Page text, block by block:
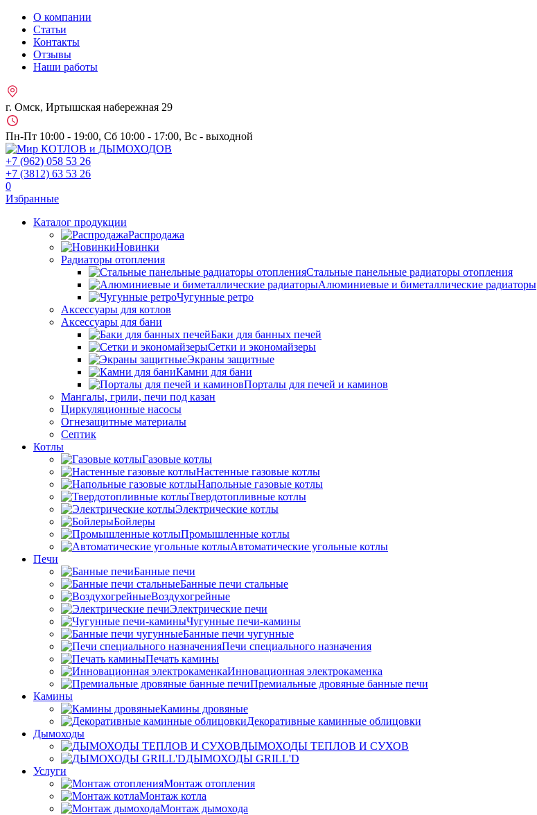
О компании
Статьи
Контакты
Отзывы
Наши работы
г. Омск, Иртышская набережная 29
Пн-Пт 10:00 - 19:00, Сб 10:00 - 17:00, Вс - выходной
+7 (962) 058 53 26
+7 (3812) 63 53 26
0
Избранные
Каталог продукции
Распродажа
Новинки
Радиаторы отопления
Стальные панельные радиаторы отопления
Алюминиевые и биметаллические радиаторы
Чугунные ретро
Аксессуары для котлов
Аксессуары для бани
Баки для банных печей
Сетки и экономайзеры
Экраны защитные
Камни для бани
Порталы для печей и каминов
Мангалы, грили, печи под казан
Циркуляционные насосы
Огнезащитные материалы
Септик
Котлы
Газовые котлы
Настенные газовые котлы
Напольные газовые котлы
Твердотопливные котлы
Электрические котлы
Бойлеры
Промышленные котлы
Автоматические угольные котлы
Печи
Банные печи
Банные печи стальные
Воздухогрейные
Электрические печи
Чугунные печи-камины
Банные печи чугунные
Печи специального назначения
Печать камины
Инновационная электрокаменка
Премиальные дровяные банные печи
Камины
Камины дровяные
Декоративные каминные облицовки
Дымоходы
ДЫМОХОДЫ ТЕПЛОВ И СУХОВ
ДЫМОХОДЫ GRILL'D
Услуги
Монтаж отопления
Монтаж котла
Монтаж дымохода